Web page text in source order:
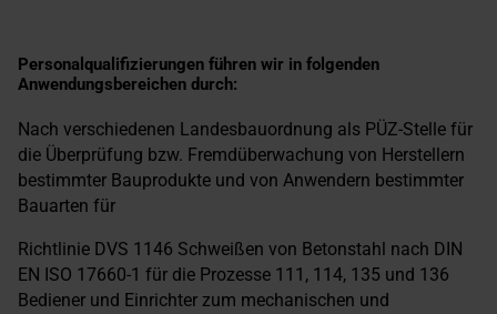
Personalqualifizierungen führen wir in folgenden
Anwendungsbereichen durch:
Nach verschiedenen Landesbauordnung als PÜZ-Stelle für
die Überprüfung bzw. Fremdüberwachung von Herstellern
bestimmter Bauprodukte und von Anwendern bestimmter
Bauarten für
Richtlinie DVS 1146 Schweißen von Betonstahl nach DIN
EN ISO 17660-1 für die Prozesse 111, 114, 135 und 136
Bediener und Einrichter zum mechanischen und